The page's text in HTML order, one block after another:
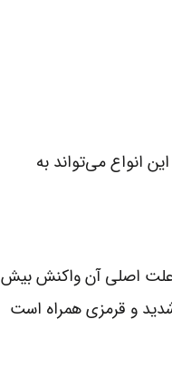
انواع می‌تواند به
علت اصلی آن واکنش بیش
و قرمزی همراه است